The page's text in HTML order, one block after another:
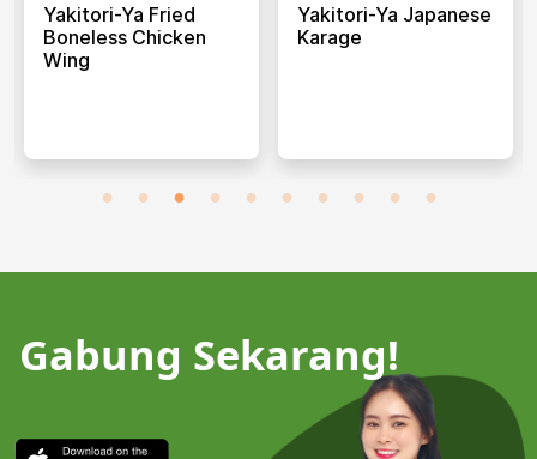
Yakitori-Ya Fried
Boneless Chicken
Wing
Yakitori-Ya Japanese
Karage
Gabung Sekarang!